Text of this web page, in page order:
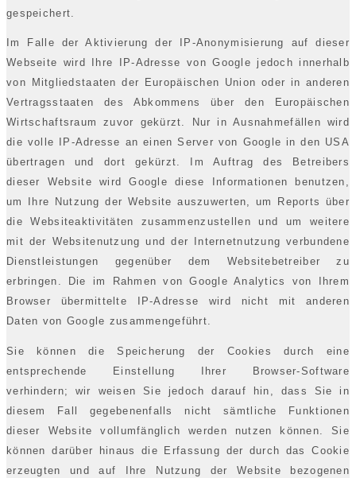
gespeichert.
Im Falle der Aktivierung der IP-Anonymisierung auf dieser
Webseite wird Ihre IP-Adresse von Google jedoch innerhalb
von Mitgliedstaaten der Europäischen Union oder in anderen
Vertragsstaaten des Abkommens über den Europäischen
Wirtschaftsraum zuvor gekürzt. Nur in Ausnahmefällen wird
die volle IP-Adresse an einen Server von Google in den USA
übertragen und dort gekürzt. Im Auftrag des Betreibers
dieser Website wird Google diese Informationen benutzen,
um Ihre Nutzung der Website auszuwerten, um Reports über
die Websiteaktivitäten zusammenzustellen und um weitere
mit der Websitenutzung und der Internetnutzung verbundene
Dienstleistungen gegenüber dem Websitebetreiber zu
erbringen. Die im Rahmen von Google Analytics von Ihrem
Browser übermittelte IP-Adresse wird nicht mit anderen
Daten von Google zusammengeführt.
Sie können die Speicherung der Cookies durch eine
entsprechende Einstellung Ihrer Browser-Software
verhindern; wir weisen Sie jedoch darauf hin, dass Sie in
diesem Fall gegebenenfalls nicht sämtliche Funktionen
dieser Website vollumfänglich werden nutzen können. Sie
können darüber hinaus die Erfassung der durch das Cookie
erzeugten und auf Ihre Nutzung der Website bezogenen